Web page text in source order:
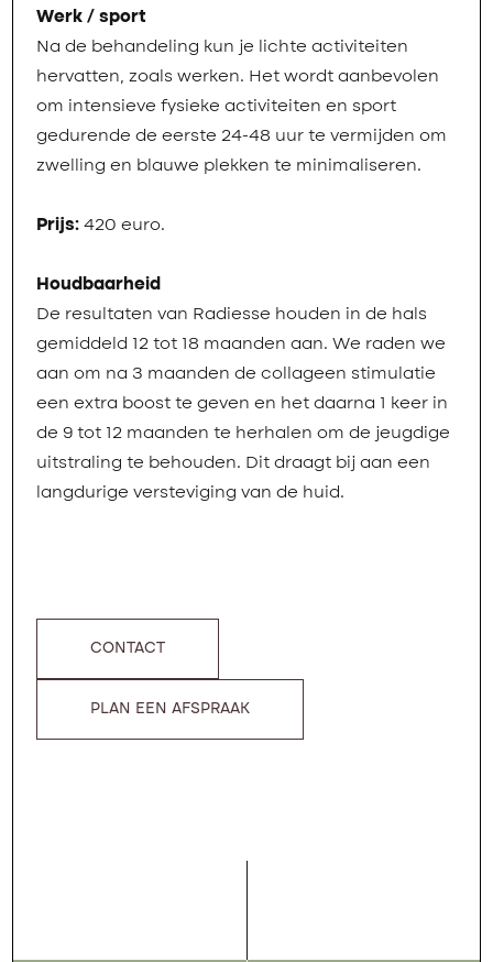
Werk / sport
Na de behandeling kun je lichte activiteiten
hervatten, zoals werken. Het wordt aanbevolen
om intensieve fysieke activiteiten en sport
gedurende de eerste 24-48 uur te vermijden om
zwelling en blauwe plekken te minimaliseren.
Prijs:420 euro.
Houdbaarheid
De resultaten van Radiesse houden in de hals
gemiddeld 12 tot 18 maanden aan. We raden we
aan om na 3 maanden de collageen stimulatie
een extra boost te geven en het daarna 1 keer in
de 9 tot 12 maanden te herhalen om de jeugdige
uitstraling te behouden. Dit draagt bij aan een
langdurige versteviging van de huid.
CONTACT
PLAN EEN AFSPRAAK